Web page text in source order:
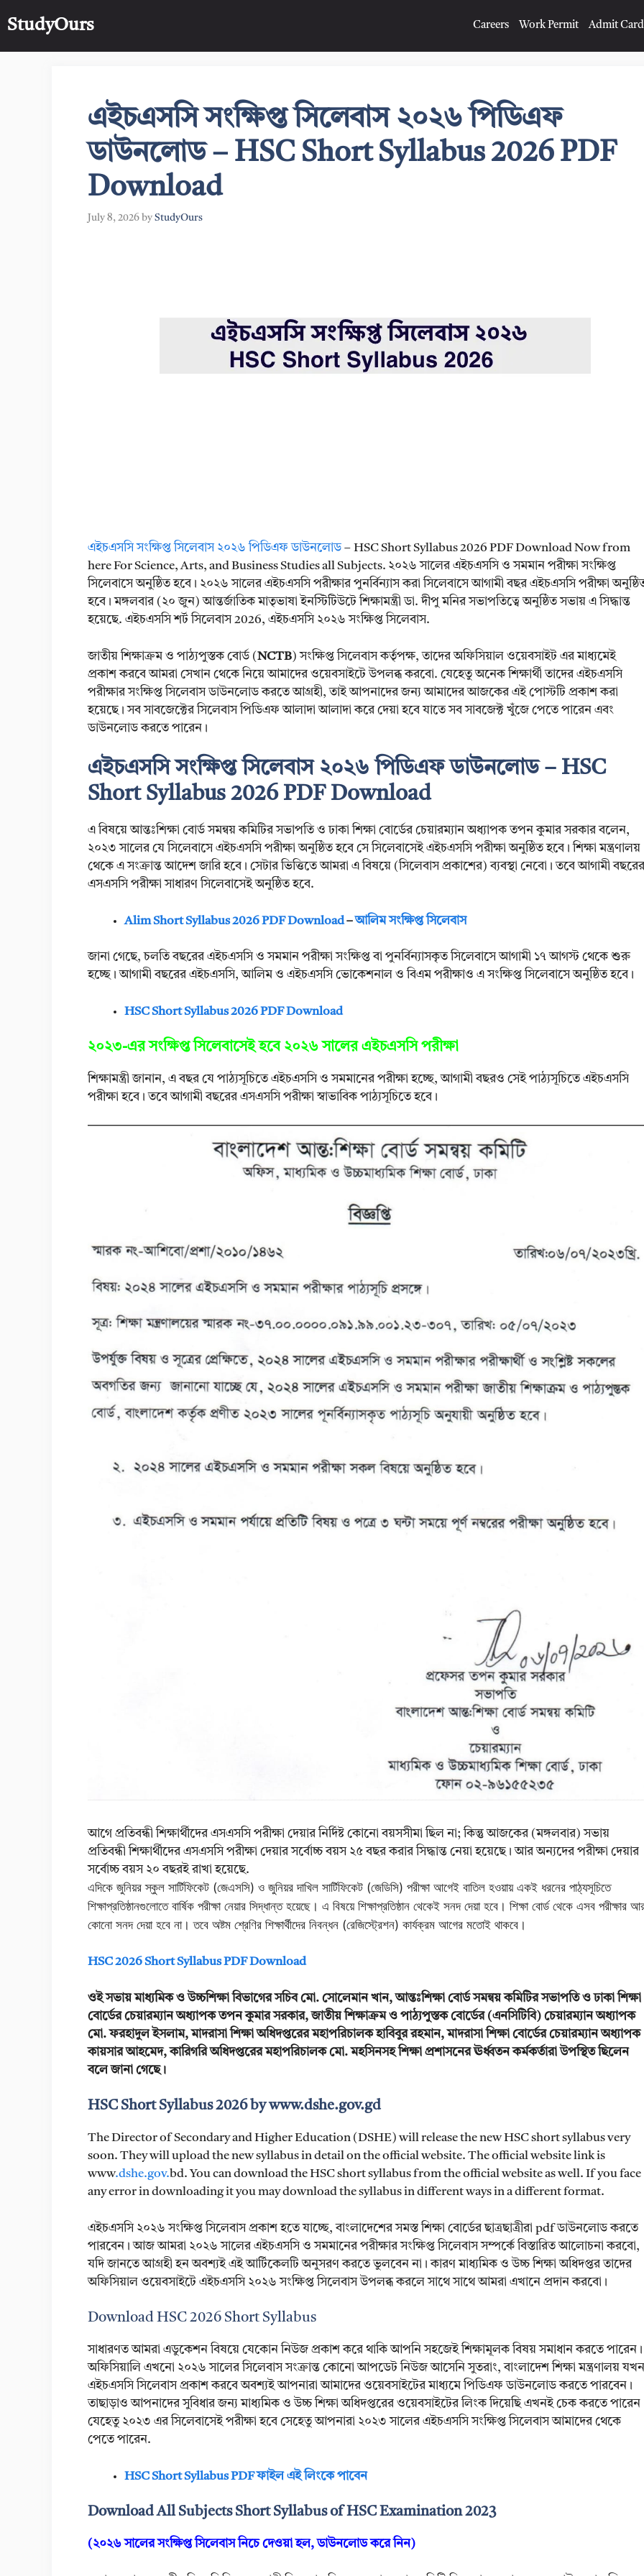
toStudyOurs Careers Work Permit Admit Card
এইচএসসি সংক্ষিপ্ত সিলেবাস ২০২৬ পিডিএফ
ডাউনলোড – HSC Short Syllabus 2026 PDF
Download
July 8, 2026 by StudyOurs
এইচএসসি সংক্ষিপ্ত সিলেবাস ২০২৬ পিডিএফ ডাউনলোড – HSC Short Syllabus 2026 PDF Download Now from
here For Science, Arts, and Business Studies all Subjects. ২০২৬ সালের এইচএসসি ও সমমান পরীক্ষা সংক্ষিপ্ত
সিলেবাসে অনুষ্ঠিত হবে। ২০২৬ সালের এইচএসসি পরীক্ষার পুনর্বিন্যাস করা সিলেবাসে আগামী বছর এইচএসসি পরীক্ষা
হবে। মঙ্গলবার (২০ জুন) আন্তর্জাতিক মাতৃভাষা ইনস্টিটিউটে শিক্ষামন্ত্রী ডা. দীপু মনির সভাপতিত্বে অনুষ্ঠিত সভায় এ সিদ্ধান্ত
হয়েছে. এইচএসসি শর্ট সিলেবাস 2026, এইচএসসি ২০২৬ সংক্ষিপ্ত সিলেবাস.
জাতীয় শিক্ষাক্রম ও পাঠ্যপুস্তক বোর্ড (NCTB) সংক্ষিপ্ত সিলেবাস কর্তৃপক্ষ, তাদের অফিসিয়াল ওয়েবসাইট এর মাধ্যমেই
প্রকাশ করবে আমরা সেখান থেকে নিয়ে আমাদের ওয়েবসাইটে উপলব্ধ করবো. যেহেতু অনেক শিক্ষার্থী তাদের এইচএসসি
পরীক্ষার সংক্ষিপ্ত সিলেবাস ডাউনলোড করতে আগ্রহী, তাই আপনাদের জন্য আমাদের আজকের এই পোস্টটি প্রকাশ করা
হয়েছে। সব সাবজেক্টের সিলেবাস পিডিএফ আলাদা আলাদা করে দেয়া হবে যাতে সব সাবজেক্ট খুঁজে পেতে পারেন এবং
ডাউনলোড করতে পারেন।
এইচএসসি সংক্ষিপ্ত সিলেবাস ২০২৬ পিডিএফ ডাউনলোড – HSC
Short Syllabus 2026 PDF Download
এ বিষয়ে আন্তঃশিক্ষা বোর্ড সমন্বয় কমিটির সভাপতি ও ঢাকা শিক্ষা বোর্ডের চেয়ারম্যান অধ্যাপক তপন কুমার সরকার বলেন,
২০২৩ সালের যে সিলেবাসে এইচএসসি পরীক্ষা অনুষ্ঠিত হবে সে সিলেবাসেই এইচএসসি পরীক্ষা অনুষ্ঠিত হবে। শিক্ষা মন্ত্রণালয়
থেকে এ সংক্রান্ত আদেশ জারি হবে। সেটার ভিত্তিতে আমরা এ বিষয়ে (সিলেবাস প্রকাশের) ব্যবস্থা নেবো। তবে আগামী বছরের
এসএসসি পরীক্ষা সাধারণ সিলেবাসেই অনুষ্ঠিত হবে.
Alim Short Syllabus 2026 PDF Download–আলিম সংক্ষিপ্ত সিলেবাস
জানা গেছে, চলতি বছরের এইচএসসি ও সমমান পরীক্ষা সংক্ষিপ্ত বা পুনর্বিন্যাসকৃত সিলেবাসে আগামী ১৭ আগস্ট থেকে শুরু
হচ্ছে। আগামী বছরের এইচএসসি, আলিম ও এইচএসসি ভোকেশনাল ও বিএম পরীক্ষাও এ সংক্ষিপ্ত সিলেবাসে অনুষ্ঠিত হবে।
HSC Short Syllabus 2026 PDF Download
২০২৩-এর সংক্ষিপ্ত সিলেবাসেই হবে ২০২৬ সালের এইচএসসি পরীক্ষা
শিক্ষামন্ত্রী জানান, এ বছর যে পাঠ্যসূচিতে এইচএসসি ও সমমানের পরীক্ষা হচ্ছে, আগামী বছরও সেই পাঠ্যসূচিতে এইচএসসি
পরীক্ষা হবে। তবে আগামী বছরের এসএসসি পরীক্ষা স্বাভাবিক পাঠ্যসূচিতে হবে।
আগে প্রতিবন্ধী শিক্ষার্থীদের এসএসসি পরীক্ষা দেয়ার নির্দিষ্ট কোনো বয়সসীমা ছিল না; কিন্তু আজকের (মঙ্গলবার) সভায়
প্রতিবন্ধী শিক্ষার্থীদের এসএসসি পরীক্ষা দেয়ার সর্বোচ্চ বয়স ২৫ বছর করার সিদ্ধান্ত নেয়া হয়েছে। আর অন্যদের পরীক্ষা দেয়ার
সর্বোচ্চ বয়স ২০ বছরই রাখা হয়েছে.
এদিকে জুনিয়র স্কুল সার্টিফিকেট (জেএসসি) ও জুনিয়র দাখিল সার্টিফিকেট (জেডিসি) পরীক্ষা আগেই বাতিল হওয়ায় একই ধরনের পাঠ্যসূচিতে
শিক্ষাপ্রতিষ্ঠানগুলোতে বার্ষিক পরীক্ষা নেয়ার সিদ্ধান্ত হয়েছে। এ বিষয়ে শিক্ষাপ্রতিষ্ঠান থেকেই সনদ দেয়া হবে। শিক্ষা বোর্ড থেকে এসব পরীক্ষার
কোনো সনদ দেয়া হবে না। তবে অষ্টম শ্রেণির শিক্ষার্থীদের নিবন্ধন (রেজিস্ট্রেশন) কার্যক্রম আগের মতোই থাকবে।
HSC 2026 Short Syllabus PDF Download
ওই সভায় মাধ্যমিক ও উচ্চশিক্ষা বিভাগের সচিব মো. সোলেমান খান, আন্তঃশিক্ষা বোর্ড সমন্বয় কমিটির সভাপতি ও ঢাকা শিক্ষা
বোর্ডের চেয়ারম্যান অধ্যাপক তপন কুমার সরকার, জাতীয় শিক্ষাক্রম ও পাঠ্যপুস্তক বোর্ডের (এনসিটিবি) চেয়ারম্যান অধ্যাপক
মো. ফরহাদুল ইসলাম, মাদরাসা শিক্ষা অধিদপ্তরের মহাপরিচালক হাবিবুর রহমান, মাদরাসা শিক্ষা বোর্ডের চেয়ারম্যান অধ্যাপক
কায়সার আহমেদ, কারিগরি অধিদপ্তরের মহাপরিচালক মো. মহসিনসহ শিক্ষা প্রশাসনের ঊর্ধ্বতন কর্মকর্তারা উপস্থিত ছিলেন
বলে জানা গেছে।
HSC Short Syllabus 2026 by www.dshe.gov.gd
The Director of Secondary and Higher Education (DSHE) will release the new HSC short syllabus very
soon. They will upload the new syllabus in detail on the official website. The official website link is
www.dshe.gov.bd. You can download the HSC short syllabus from the official website as well. If you face
any error in downloading it you may download the syllabus in different ways in a different format.
এইচএসসি ২০২৬ সংক্ষিপ্ত সিলেবাস প্রকাশ হতে যাচ্ছে, বাংলাদেশের সমস্ত শিক্ষা বোর্ডের ছাত্রছাত্রীরা pdf ডাউনলোড করতে
পারবেন। আজ আমরা ২০২৬ সালের এইচএসসি ও সমমানের পরীক্ষার সংক্ষিপ্ত সিলেবাস সম্পর্কে বিস্তারিত আলোচনা করবো,
যদি জানতে আগ্রহী হন অবশ্যই এই আর্টিকেলটি অনুসরণ করতে ভুলবেন না। কারণ মাধ্যমিক ও উচ্চ শিক্ষা অধিদপ্তর তাদের
অফিসিয়াল ওয়েবসাইটে এইচএসসি ২০২৬ সংক্ষিপ্ত সিলেবাস উপলব্ধ করলে সাথে সাথে আমরা এখানে প্রদান করবো।
Download HSC 2026 Short Syllabus
সাধারণত আমরা এডুকেশন বিষয়ে যেকোন নিউজ প্রকাশ করে থাকি আপনি সহজেই শিক্ষামূলক বিষয় সমাধান করতে পারেন।
অফিসিয়ালি এখনো ২০২৬ সালের সিলেবাস সংক্রান্ত কোনো আপডেট নিউজ আসেনি সুতরাং, বাংলাদেশ শিক্ষা মন্ত্রণালয় যখন
এইচএসসি সিলেবাস প্রকাশ করবে অবশ্যই আপনারা আমাদের ওয়েবসাইটের মাধ্যমে পিডিএফ ডাউনলোড করতে পারবেন।
তাছাড়াও আপনাদের সুবিধার জন্য মাধ্যমিক ও উচ্চ শিক্ষা অধিদপ্তরের ওয়েবসাইটের লিংক দিয়েছি এখনই চেক করতে
যেহেতু ২০২৩ এর সিলেবাসেই পরীক্ষা হবে সেহেতু আপনারা ২০২৩ সালের এইচএসসি সংক্ষিপ্ত সিলেবাস আমাদের থেকে
পেতে পারেন.
HSC Short Syllabus PDF ফাইল এই লিংকে পাবেন
Download All Subjects Short Syllabus of HSC Examination 2023
(২০২৬ সালের সংক্ষিপ্ত সিলেবাস নিচে দেওয়া হল, ডাউনলোড করে নিন)